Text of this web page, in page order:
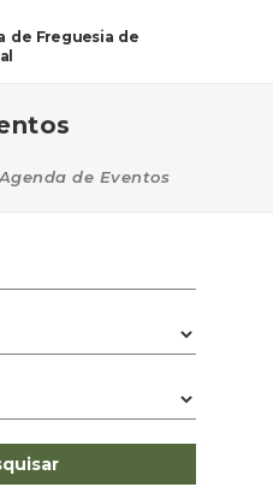
de Freguesia de
Agenda de Eventos